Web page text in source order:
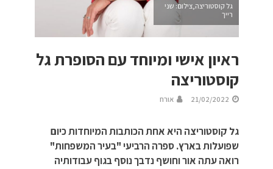
גל קוסטוריצה,צילום: שני
רייך
ראיון אישי ומיוחד עם הסופרת גל
קוסטוריצה
21/02/2022 אורח
גל קוסטוריצה היא אחת הכותבות המיוחדות כיום
שפועלות בארץ. ספרה הרביעי "בעיר המשפחות"
רואה עתה אור וחושף נדבך נוסף בגוף עבודותיה